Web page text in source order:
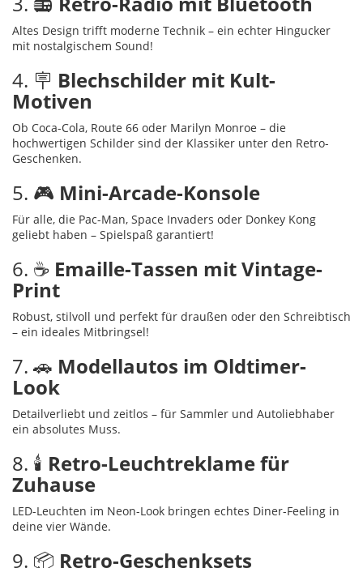
Altes Design trifft moderne Technik – ein echter Hingucker
mit nostalgischem Sound!
4. 🪧 Blechschilder mit Kult-
Motiven
Ob Coca-Cola, Route 66 oder Marilyn Monroe – die
hochwertigen Schilder sind der Klassiker unter den Retro-
Geschenken.
5. 🎮 Mini-Arcade-Konsole
Für alle, die Pac-Man, Space Invaders oder Donkey Kong
geliebt haben – Spielspaß garantiert!
6. ☕ Emaille-Tassen mit Vintage-
Print
Robust, stilvoll und perfekt für draußen oder den Schreibtisch
– ein ideales Mitbringsel!
7. 🚗 Modellautos im Oldtimer-
Look
Detailverliebt und zeitlos – für Sammler und Autoliebhaber
ein absolutes Muss.
8. 🕯️ Retro-Leuchtreklame für
Zuhause
LED-Leuchten im Neon-Look bringen echtes Diner-Feeling in
deine vier Wände.
9. 📦 Retro-Geschenksets